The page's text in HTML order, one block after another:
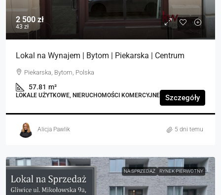
2 500 zł
43 zł
Lokal na Wynajem | Bytom | Piekarska | Centrum
Piekarska, Bytom, Polska
57.81 m²
LOKALE UŻYTKOWE, NIERUCHOMOŚCI KOMERCYJNE Szczegóły
Alicja Pawlik 5 dni temu
NA SPRZEDAŻ RYNEK PIERWOTNY